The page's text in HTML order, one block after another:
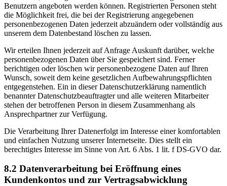
Benutzern angeboten werden können. Registrierten Personen steht
die Möglichkeit frei, die bei der Registrierung angegebenen
personenbezogenen Daten jederzeit abzuändern oder vollständig aus
unserem dem Datenbestand löschen zu lassen.
Wir erteilen Ihnen jederzeit auf Anfrage Auskunft darüber, welche
personenbezogenen Daten über Sie gespeichert sind. Ferner
berichtigen oder löschen wir personenbezogene Daten auf Ihren
Wunsch, soweit dem keine gesetzlichen Aufbewahrungspflichten
entgegenstehen. Ein in dieser Datenschutzerklärung namentlich
benannter Datenschutzbeauftragter und alle weiteren Mitarbeiter
stehen der betroffenen Person in diesem Zusammenhang als
Ansprechpartner zur Verfügung.
Die Verarbeitung Ihrer Datenerfolgt im Interesse einer komfortablen
und einfachen Nutzung unserer Internetseite. Dies stellt ein
berechtigtes Interesse im Sinne von Art. 6 Abs. 1 lit. f DS-GVO dar.
8.2 Datenverarbeitung bei Eröffnung eines
Kundenkontos und zur Vertragsabwicklung